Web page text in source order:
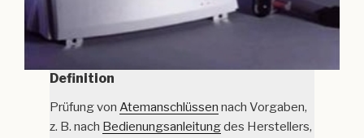
Definition
Prüfung vonAtemanschlüssen nach Vorgaben,
z. B. nach Bedienungsanleitungdes Herstellers,